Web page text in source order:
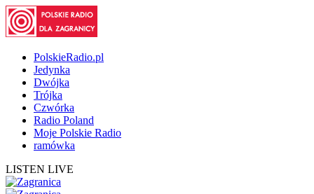
PolskieRadio.pl
Jedynka
Dwójka
Trójka
Czwórka
Radio Poland
Moje Polskie Radio
ramówka
LISTEN LIVE